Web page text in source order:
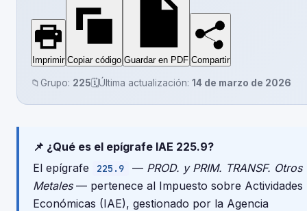
Imprimir Copiar código Guardar en PDF Compartir
📁 Grupo: 225🗓️Última actualización: 14 de marzo de 2026
📌 ¿Qué es el epígrafe IAE 225.9?
El epígrafe
225.9 — PROD. y PRIM. TRANSF. Otros
Metales— pertenece al Impuesto sobre Actividades
Económicas (IAE), gestionado por la Agencia